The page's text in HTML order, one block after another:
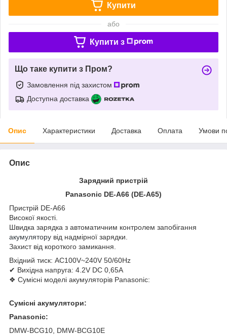
Купити
або
Купити з
Що таке купити з Пром?
Замовлення під захистом
Доступна доставка
Опис Характеристики Доставка Оплата Умови
Опис
Зарядний пристрій
Panasonic DE-A66 (DE-A65)
Пристрій DE-A66
Високої якості.
Швидка зарядка з автоматичним контролем запобігання
акумулятору від надмірної зарядки.
Захист від короткого замикання.
Вхідний тиск: AC100V~240V 50/60Hz
✔ Вихідна напруга: 4.2V DC 0,65A
❖ Сумісні моделі акумуляторів Panasonic:
Сумісні акумулятори:
Panasonic:
DMW-BCG10, DMW-BCG10E